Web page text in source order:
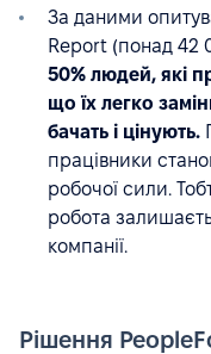
За даними
Report (понад 42
50% людей, які
що їх легко
бачать і цінують.
працівники
робочої сили.
робота
компанії.
Рішення